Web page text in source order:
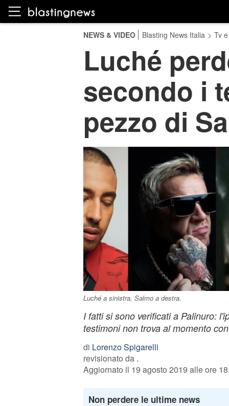
NEWS & VIDEO Blasting News Italia > Tv
Luché
secondo i
pezzo di
Luché a sinistra, Salmo a destra.
I fatti si sono verificati a Palinuro:
testimoni non trova al momento
di Lorenzo Spigarelli
revisionato da .
Aggiornato il 19 agosto 2019 alle ore
Non perdere le ultime news